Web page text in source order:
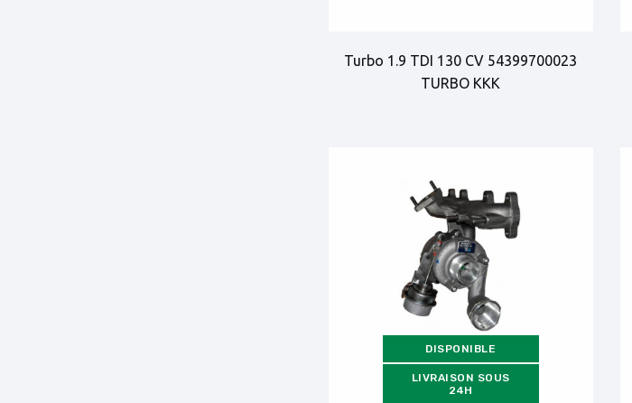
Turbo 1.9 TDI 130 CV 54399700023
TURBO KKK
DISPONIBLE
LIVRAISON SOUS
24H